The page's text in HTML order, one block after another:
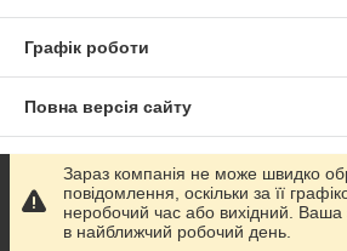
Графік роботи
Повна версія сайту
Сайт створено на маркетплейсі
Політика конфіденційності
Зараз компанія не може швидко
повідомлення, оскільки за її
неробочий час або вихідний.
в найближчий робочий день.